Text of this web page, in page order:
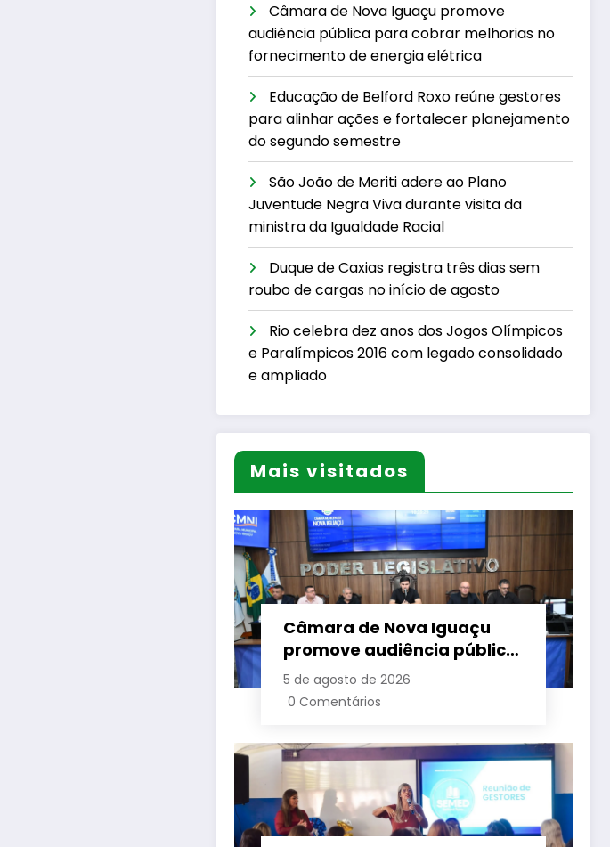
Câmara de Nova Iguaçu promove
audiência pública para cobrar melhorias no
fornecimento de energia elétrica
Educação de Belford Roxo reúne gestores
para alinhar ações e fortalecer planejamento
do segundo semestre
São João de Meriti adere ao Plano
Juventude Negra Viva durante visita da
ministra da Igualdade Racial
Duque de Caxias registra três dias sem
roubo de cargas no início de agosto
Rio celebra dez anos dos Jogos Olímpicos
e Paralímpicos 2016 com legado consolidado
e ampliado
Mais visitados
Câmara de Nova Iguaçu
promove audiência pública
para cobrar melhorias no
fornecimento de energia
5 de agosto de 2026
0 Comentários